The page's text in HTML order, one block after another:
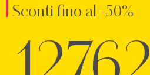
Sconti fino al -50%